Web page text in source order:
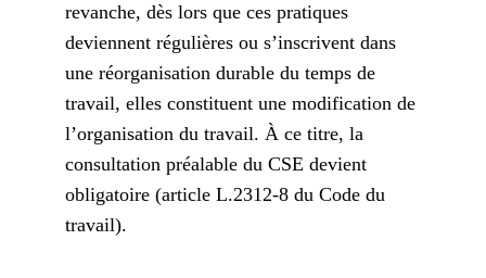
revanche, dès lors que ces pratiques
deviennent régulières ou s’inscrivent dans
une réorganisation durable du temps de
travail, elles constituent une modification de
l’organisation du travail. À ce titre, la
consultation préalable du CSE devient
obligatoire (article L.2312-8 du Code du
travail).